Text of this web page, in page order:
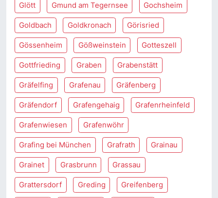
Glött Gmund am Tegernsee Gochsheim
Goldbach Goldkronach Görisried
Gössenheim Gößweinstein Gotteszell
Gottfrieding Graben Grabenstätt
Gräfelfing Grafenau Gräfenberg
Gräfendorf Grafengehaig Grafenrheinfeld
Grafenwiesen Grafenwöhr
Grafing bei München Grafrath Grainau
Grainet Grasbrunn Grassau
Grattersdorf Greding Greifenberg